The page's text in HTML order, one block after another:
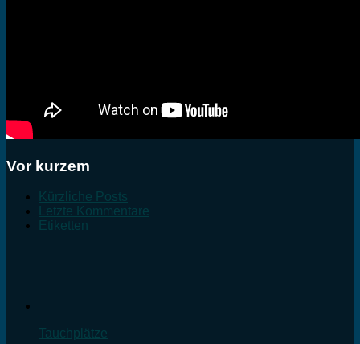
Vor kurzem
Kürzliche Posts
Letzte Kommentare
Etiketten
Tauchplätze